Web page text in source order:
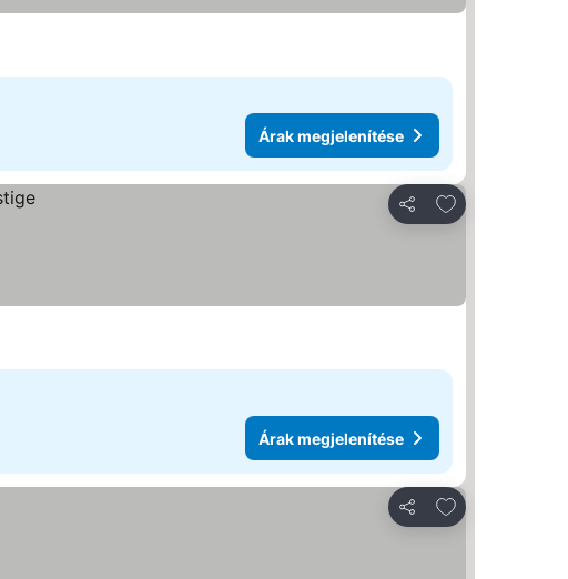
Árak megjelenítése
Megosztás
Hozzáadás a
Árak megjelenítése
Megosztás
Hozzáadás a